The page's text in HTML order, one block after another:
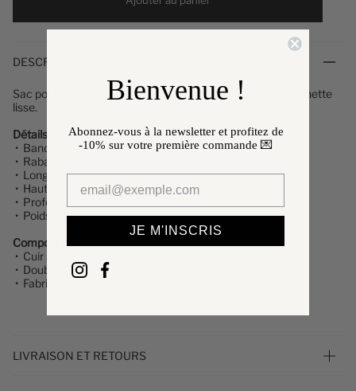
DESCRIPTION
Sac pochette banane Philomène, en croûte de cuir de vachette
lisse.
Détails produit
• Bandoulière réglable et amovible
• Rabat aimanté
• Longueur : 18 cm
• Hauteur : 12 cm
• Profondeur : 5 cm
• Poids : 0,4 kg
Composition
• Cuir : 100% croûte de cuir de vachette
• Doublure : 100% cuir
• Fabriqué en Italie
LIVRAISON ET RETOURS
Bienvenue !
Abonnez-vous à la newsletter et profitez de
-10% sur votre première commande 💌
JE M'INSCRIS